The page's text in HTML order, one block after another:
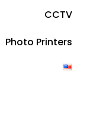
CCTV
Photo Printers